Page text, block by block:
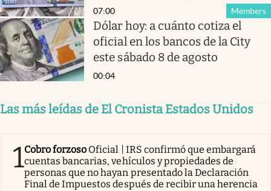
Members
07:00
Dólar hoy: a cuánto cotiza el
oficial en los bancos de la City
este sábado 8 de agosto
00:04
Las más leídas de El Cronista Estados Unidos
1Cobro forzoso Oficial | IRS confirmó que embargará
cuentas bancarias, vehículos y propiedades de
personas que no hayan presentado la Declaración
Final de Impuestos después de recibir una herencia